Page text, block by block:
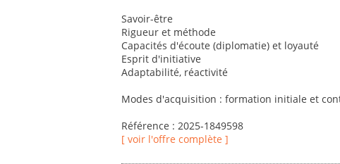
Savoir-être
Rigueur et méthode
Capacités d'écoute (diplomatie) et loyauté
Esprit d'initiative
Adaptabilité, réactivité
Modes d'acquisition : formation initiale et
Référence : 2025-1849598
[ voir l'offre complète ]